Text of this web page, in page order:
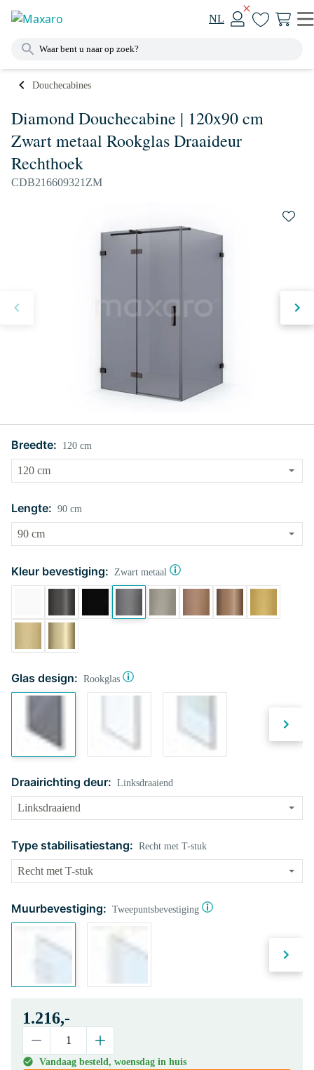
NL
Douchecabines
Diamond Douchecabine | 120x90 cm
Zwart metaal Rookglas Draaideur
Rechthoek
CDB216609321ZM
Breedte: 120 cm
Lengte: 90 cm
Kleur bevestiging: Zwart metaal
Glas design: Rookglas
Draairichting deur: Linksdraaiend
Type stabilisatiestang: Recht met T-stuk
Muurbevestiging: Tweepuntsbevestiging
1.216,-
Vandaag besteld, woensdag in huis